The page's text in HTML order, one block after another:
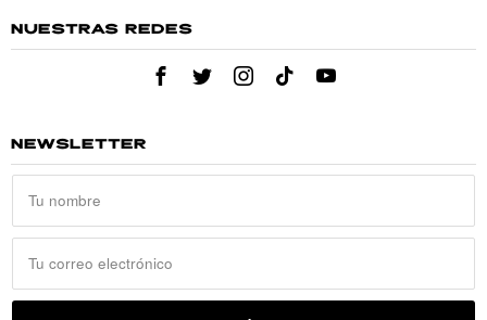
NUESTRAS REDES
NEWSLETTER